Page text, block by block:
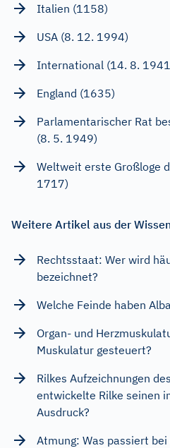
Italien (1158)
USA (8. 12. 1994)
International (14. 8.
England (1635)
Parlamentarischer Rat
(8. 5. 1949)
Weltweit erste Großloge
1717)
Weitere Artikel aus der
Rechtsstaat: Wer wird
bezeichnet?
Welche Feinde haben
Organ- und
Muskulatur gesteuert?
Rilkes Aufzeichnungen
entwickelte Rilke seinen
Ausdruck?
Atmung: Was passiert